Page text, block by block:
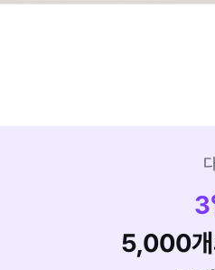
3
5,000개